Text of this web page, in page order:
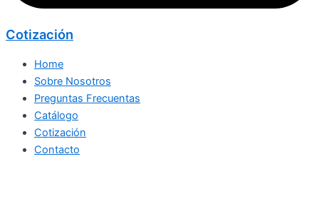
Cotización
Home
Sobre Nosotros
Preguntas Frecuentas
Catálogo
Cotización
Contacto